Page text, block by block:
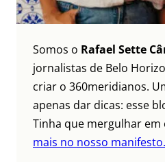
Somos o Rafael Sette
jornalistas de Belo
criar o 360meridianos.
apenas dar dicas: esse
Tinha que mergulhar
mais no nosso manifesto.